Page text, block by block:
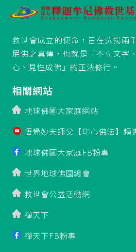
救世會成立的使命，旨在弘揚兩
尼佛之真傳，也就是「不立文字
心、見性成佛」的正法修行。
相關網站
地球佛國大家庭網站
悟覺妙天師父【印心佛法】頻
地球佛國大家庭FB粉專
世界地球佛國總會
救世會公益活動網
禪天下
禪天下FB粉專